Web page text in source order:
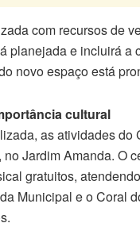
com recursos de
planejada e incluirá
novo espaço está
cultural
as atividades
Jardim Amanda. O
gratuitos,
Municipal e o Coral